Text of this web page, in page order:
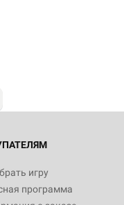
игру
программа